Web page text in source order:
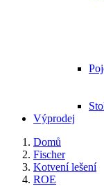
Výprodej
Domů
Fischer
Kotvení lešení
ROE